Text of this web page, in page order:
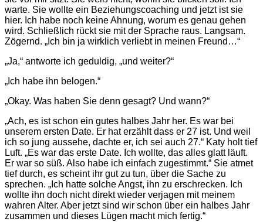
warte. Sie wollte ein Beziehungscoaching und jetzt ist sie
hier. Ich habe noch keine Ahnung, worum es genau gehen
wird. Schließlich rückt sie mit der Sprache raus. Langsam.
Zögernd. „Ich bin ja wirklich verliebt in meinen Freund…“
„Ja,“ antworte ich geduldig, „und weiter?“
„Ich habe ihn belogen.“
„Okay. Was haben Sie denn gesagt? Und wann?“
„Ach, es ist schon ein gutes halbes Jahr her. Es war bei
unserem ersten Date. Er hat erzählt dass er 27 ist. Und weil
ich so jung aussehe, dachte er, ich sei auch 27.“ Katy holt tief
Luft. „Es war das erste Date. Ich wollte, das alles glatt läuft.
Er war so süß. Also habe ich einfach zugestimmt.“ Sie atmet
tief durch, es scheint ihr gut zu tun, über die Sache zu
sprechen. „Ich hatte solche Angst, ihn zu erschrecken. Ich
wollte ihn doch nicht direkt wieder verjagen mit meinem
wahren Alter. Aber jetzt sind wir schon über ein halbes Jahr
zusammen und dieses Lügen macht mich fertig.“